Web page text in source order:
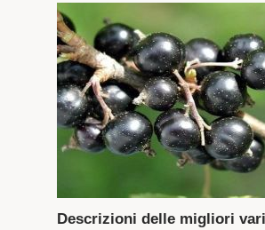
Descrizioni delle migliori